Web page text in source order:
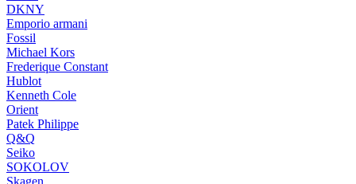
DKNY
Emporio armani
Fossil
Michael Kors
Frederique Constant
Hublot
Kenneth Cole
Orient
Patek Philippe
Q&Q
Seiko
SOKOLOV
Skagen